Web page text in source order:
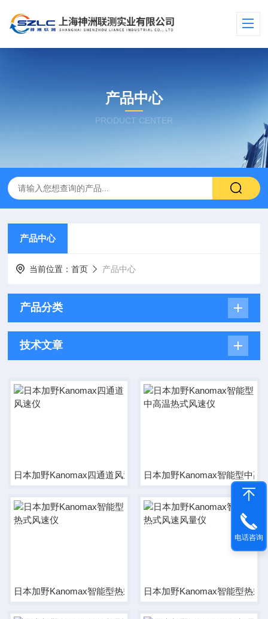
产品中心
PRODUCT CENTER
产品中心
当前位置：首页 产品中心
产品分类
技术文章
日本加野Kanomax四通道风速仪 日本加野Kanomax智能型中高
日本加野Kanomax智能型热式风速仪日本加野Kanomax智能型热式
电话咨询